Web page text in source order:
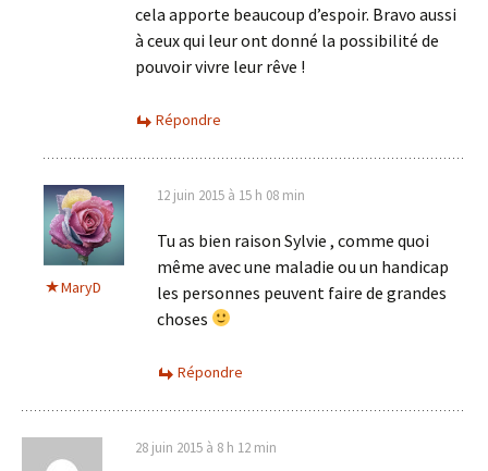
cela apporte beaucoup d’espoir. Bravo aussi
à ceux qui leur ont donné la possibilité de
pouvoir vivre leur rêve !
Répondre
MaryD
12 juin 2015 à 15 h 08 min
Tu as bien raison Sylvie , comme quoi
même avec une maladie ou un handicap
les personnes peuvent faire de grandes
choses
Répondre
28 juin 2015 à 8 h 12 min